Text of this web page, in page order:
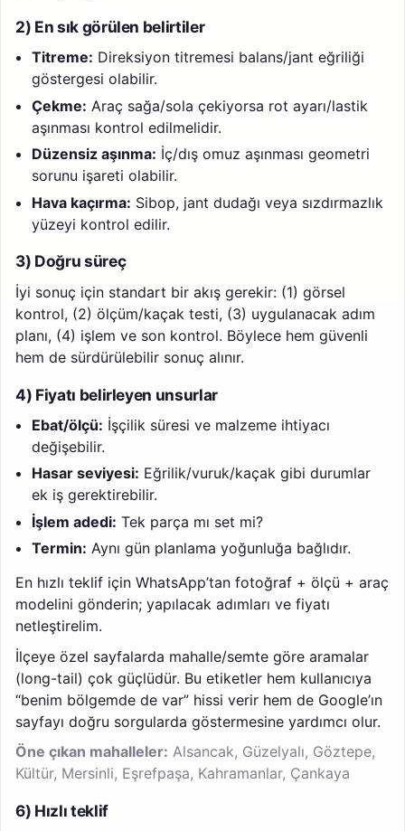
2) En sık görülen belirtiler
Titreme: Direksiyon titremesi balans/jant eğriliği
göstergesi olabilir.
Çekme: Araç sağa/sola çekiyorsa rot ayarı/lastik
aşınması kontrol edilmelidir.
Düzensiz aşınma: İç/dış omuz aşınması geometri
sorunu işareti olabilir.
Hava kaçırma: Sibop, jant dudağı veya sızdırmazlık
yüzeyi kontrol edilir.
3) Doğru süreç
İyi sonuç için standart bir akış gerekir: (1) görsel
kontrol, (2) ölçüm/kaçak testi, (3) uygulanacak adım
planı, (4) işlem ve son kontrol. Böylece hem güvenli
hem de sürdürülebilir sonuç alınır.
4) Fiyatı belirleyen unsurlar
Ebat/ölçü: İşçilik süresi ve malzeme ihtiyacı
değişebilir.
Hasar seviyesi: Eğrilik/vuruk/kaçak gibi durumlar
ek iş gerektirebilir.
İşlem adedi: Tek parça mı set mi?
Termin: Aynı gün planlama yoğunluğa bağlıdır.
En hızlı teklif için WhatsApp’tan fotoğraf + ölçü + araç
modelini gönderin; yapılacak adımları ve fiyatı
netleştirelim.
İlçeye özel sayfalarda mahalle/semte göre aramalar
(long-tail) çok güçlüdür. Bu etiketler hem kullanıcıya
“benim bölgemde de var” hissi verir hem de Google’ın
sayfayı doğru sorgularda göstermesine yardımcı olur.
Öne çıkan mahalleler: Alsancak, Güzelyalı, Göztepe,
Kültür, Mersinli, Eşrefpaşa, Kahramanlar, Çankaya
6) Hızlı teklif